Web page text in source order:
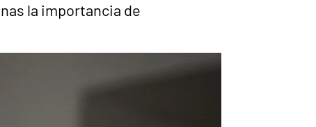
la importancia de